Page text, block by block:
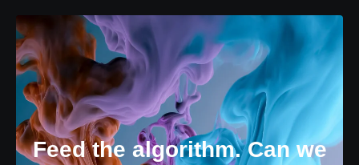
Feed the algorithm. Can we